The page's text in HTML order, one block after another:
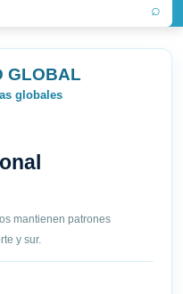
⌕
GLOBAL
globales
mantienen patrones
y sur.